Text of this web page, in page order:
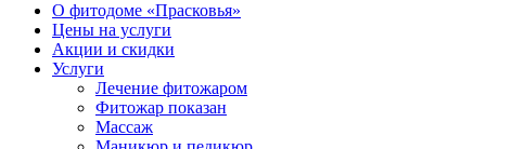
О фитодоме «Прасковья»
Цены на услуги
Акции и скидки
Услуги
Лечение фитожаром
Фитожар показан
Массаж